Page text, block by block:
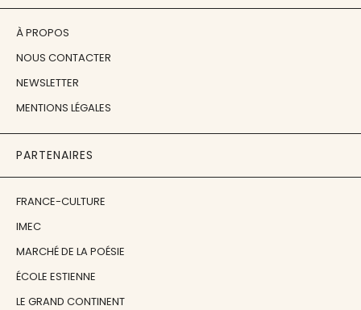
À PROPOS
NOUS CONTACTER
NEWSLETTER
MENTIONS LÉGALES
PARTENAIRES
FRANCE-CULTURE
IMEC
MARCHÉ DE LA POÉSIE
ÉCOLE ESTIENNE
LE GRAND CONTINENT